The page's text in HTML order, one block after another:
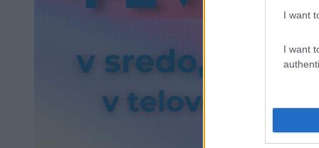
I want
I want